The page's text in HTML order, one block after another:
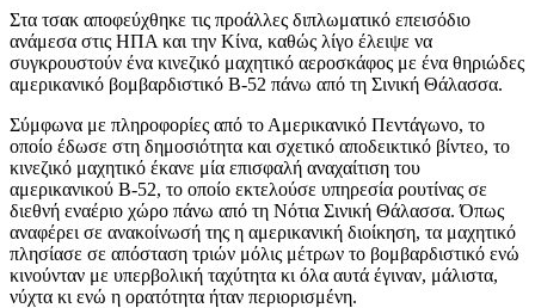
Στα τσακ αποφεύχθηκε τις προάλλες διπλωματικό επεισόδιο
ανάμεσα στις ΗΠΑ και την Κίνα, καθώς λίγο έλειψε να
συγκρουστούν ένα κινεζικό μαχητικό αεροσκάφος με ένα θηριώδες
αμερικανικό βομβαρδιστικό Β-52 πάνω από τη Σινική Θάλασσα.
Σύμφωνα με πληροφορίες από το Αμερικανικό Πεντάγωνο, το
οποίο έδωσε στη δημοσιότητα και σχετικό αποδεικτικό βίντεο, το
κινεζικό μαχητικό έκανε μία επισφαλή αναχαίτιση του
αμερικανικού B-52, το οποίο εκτελούσε υπηρεσία ρουτίνας σε
διεθνή εναέριο χώρο πάνω από τη Νότια Σινική Θάλασσα. Όπως
αναφέρει σε ανακοίνωσή της η αμερικανική διοίκηση, τα μαχητικό
πλησίασε σε απόσταση τριών μόλις μέτρων το βομβαρδιστικό ενώ
κινούνταν με υπερβολική ταχύτητα κι όλα αυτά έγιναν, μάλιστα,
νύχτα κι ενώ η ορατότητα ήταν περιορισμένη.